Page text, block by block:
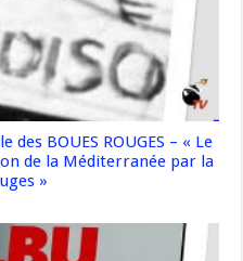
BOUES ROUGES – « Le
de la Méditerranée par la
»